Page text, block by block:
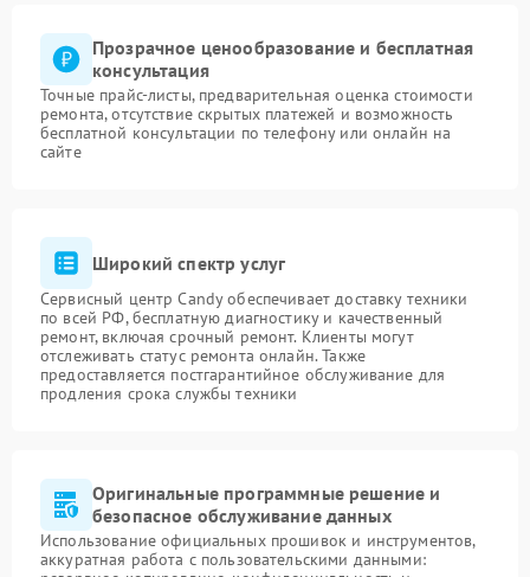
Прозрачное ценообразование и бесплатная
консультация
Точные прайс-листы, предварительная оценка стоимости
ремонта, отсутствие скрытых платежей и возможность
бесплатной консультации по телефону или онлайн на
сайте
Широкий спектр услуг
Сервисный центр Candy обеспечивает доставку техники
по всей РФ, бесплатную диагностику и качественный
ремонт, включая срочный ремонт. Клиенты могут
отслеживать статус ремонта онлайн. Также
предоставляется постгарантийное обслуживание для
продления срока службы техники
Оригинальные программные решение и
безопасное обслуживание данных
Использование официальных прошивок и инструментов,
аккуратная работа с пользовательскими данными: